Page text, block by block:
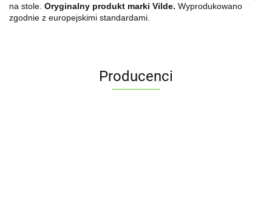
na stole. Oryginalny produkt marki Vilde. Wyprodukowano
zgodnie z europejskimi standardami.
Producenci